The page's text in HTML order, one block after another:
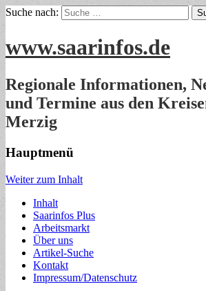
Suche nach:
www.saarinfos.de
Regionale Informationen,
und Termine aus den
Merzig
Hauptmenü
Weiter zum Inhalt
Inhalt
Saarinfos Plus
Arbeitsmarkt
Über uns
Artikel-Suche
Kontakt
Impressum/Datenschutz